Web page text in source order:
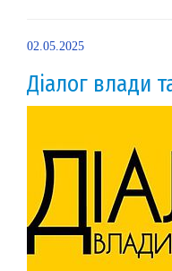
02.05.2025
Діалог влади